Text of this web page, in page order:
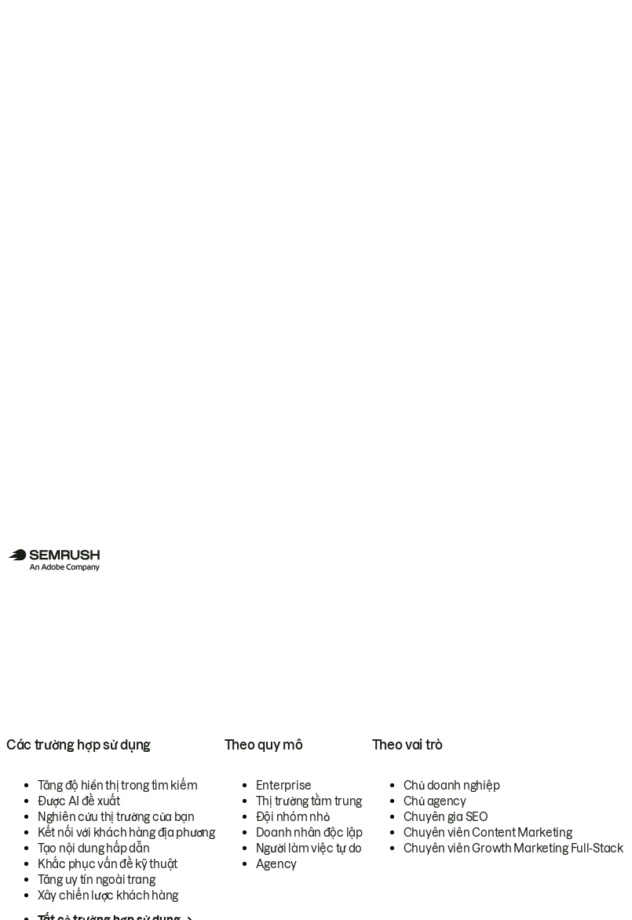
Các trường hợp sử dụng
Tăng độ hiển thị trong tìm kiếm
Được AI đề xuất
Nghiên cứu thị trường của bạn
Kết nối với khách hàng địa phương
Tạo nội dung hấp dẫn
Khắc phục vấn đề kỹ thuật
Tăng uy tín ngoài trang
Xây chiến lược khách hàng
Theo quy mô
Enterprise
Thị trường tầm trung
Đội nhóm nhỏ
Doanh nhân độc lập
Người làm việc tự do
Agency
Theo vai trò
Chủ doanh nghiệp
Chủ agency
Chuyên gia SEO
Chuyên viên Content Marketing
Chuyên viên Growth Marketing Full-Stack